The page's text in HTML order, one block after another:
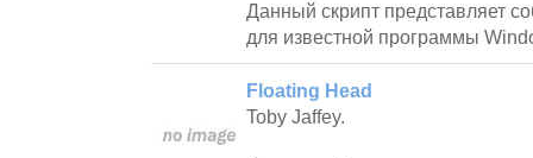
Данный скрипт представляет
для известной программы
Floating Head
Toby Jaffey.